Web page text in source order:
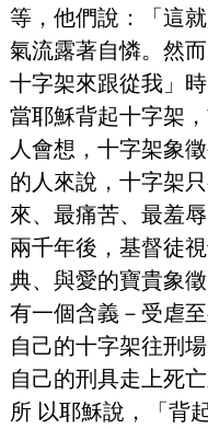
等，他們說：「這
氣流露著自憐。然
十字架來跟從我」
當耶穌背起十字架
人會想，十字架象
的人來說，十字架
來、最痛苦、最羞辱
兩千年後，基督徒
典、與愛的寶貴象
有一個含義－受虐
自己的十字架往刑
自己的刑具走上死
所 以耶穌說，「背